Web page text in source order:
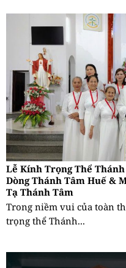
Lễ Kính Trọng Thể
Dòng Thánh Tâm Huế &
Tạ Thánh Tâm
Trong niềm vui của toàn
trọng thể Thánh...